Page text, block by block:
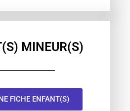
MINEUR(S)
FICHE ENFANT(S)